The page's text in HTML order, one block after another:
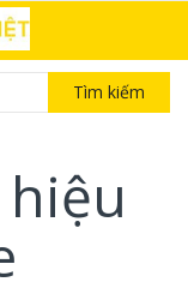
Tìm kiếm